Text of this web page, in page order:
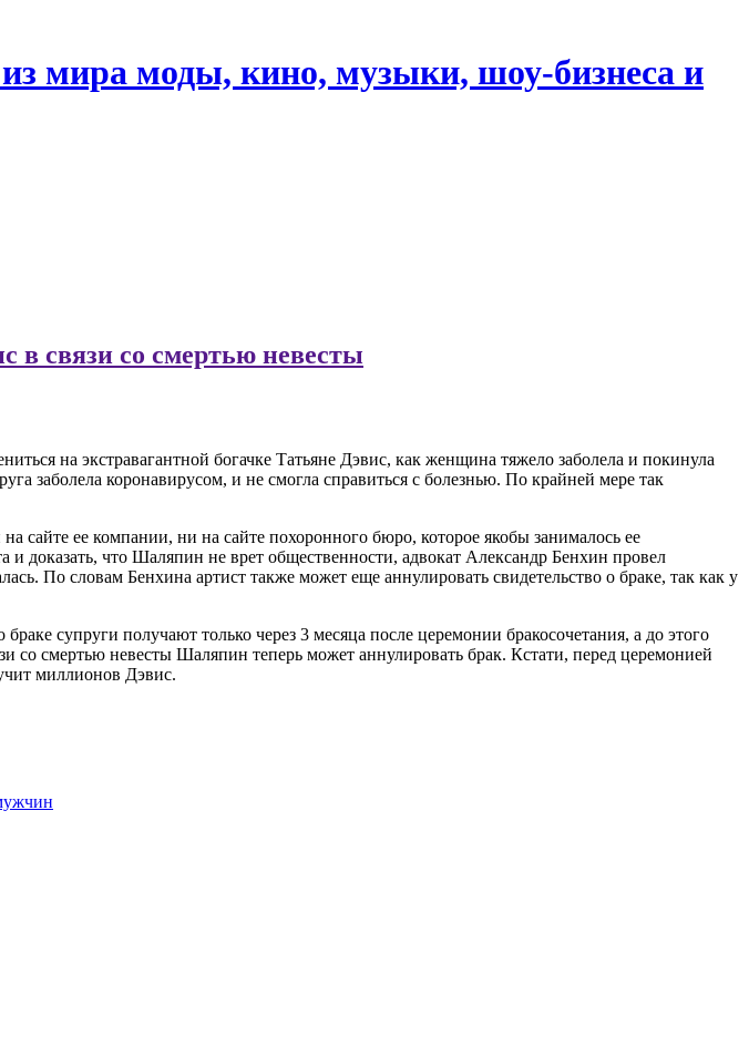
мира моды, кино, музыки, шоу-бизнеса и
в связи со смертью невесты
на экстравагантной богачке Татьяне Дэвис, как женщина тяжело заболела и покинула
заболела коронавирусом, и не смогла справиться с болезнью. По крайней мере так
ее компании, ни на сайте похоронного бюро, которое якобы занималось ее
доказать, что Шаляпин не врет общественности, адвокат Александр Бенхин провел
По словам Бенхина артист также может еще аннулировать свидетельство о браке, так как у
супруги получают только через 3 месяца после церемонии бракосочетания, а до этого
смертью невесты Шаляпин теперь может аннулировать брак. Кстати, перед церемонией
миллионов Дэвис.